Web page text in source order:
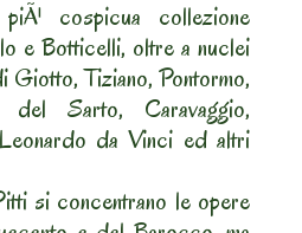
cospicua collezione
e Botticelli, oltre a nuclei
Giotto, Tiziano, Pontormo,
del Sarto, Caravaggio,
da Vinci ed altri
si concentrano le opere